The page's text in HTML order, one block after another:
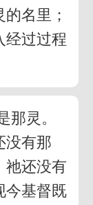
名里；
经过过程
那灵。
没有那
祂还没有
今基督既